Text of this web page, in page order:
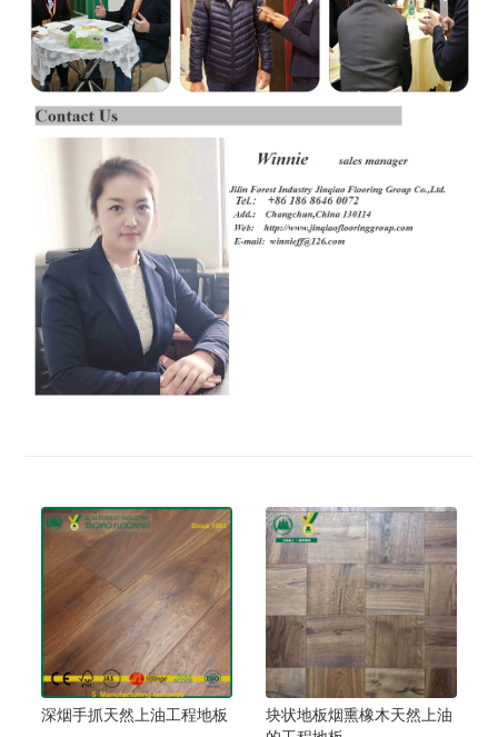
深烟手抓天然上油工程地板
块状地板烟熏橡木天然上油